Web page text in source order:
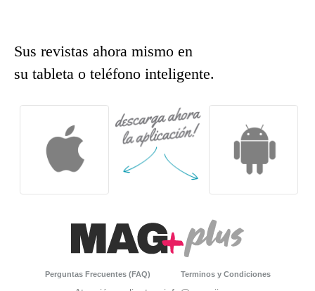
Sus revistas ahora mismo en
su tableta o teléfono inteligente.
Perguntas Frecuentes (FAQ) Terminos y Condiciones